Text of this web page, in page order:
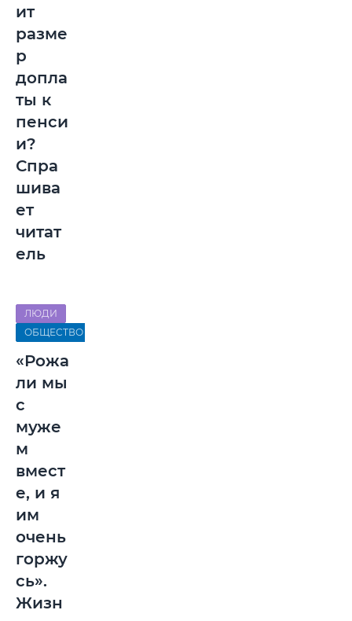
ит
разме
р
допла
ты к
пенси
и?
Спра
шива
ет
читат
ель
ЛЮДИ
ОБЩЕСТВО
«Рожа
ли мы
с
муже
м
вмест
е, и я
им
очень
горжу
сь».
Жизн